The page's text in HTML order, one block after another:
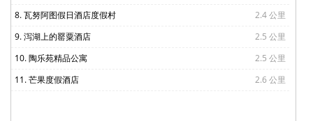
8. 瓦努阿图假日酒店度假村
2.4 公里
9. 泻湖上的罂粟酒店
2.5 公里
10. 陶乐苑精品公寓
2.5 公里
11. 芒果度假酒店
2.6 公里